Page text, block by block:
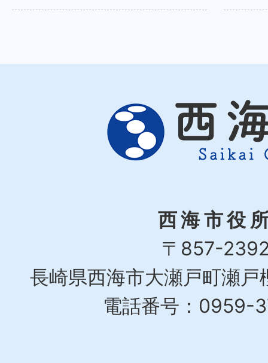
西海市役
〒857-
長崎県西海市大瀬戸町瀬
電話番号：0959-